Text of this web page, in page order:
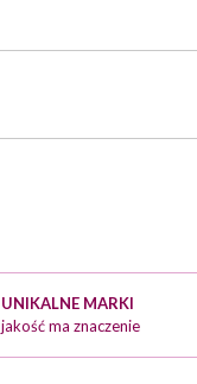
UNIKALNE MARKI
jakość ma znaczenie